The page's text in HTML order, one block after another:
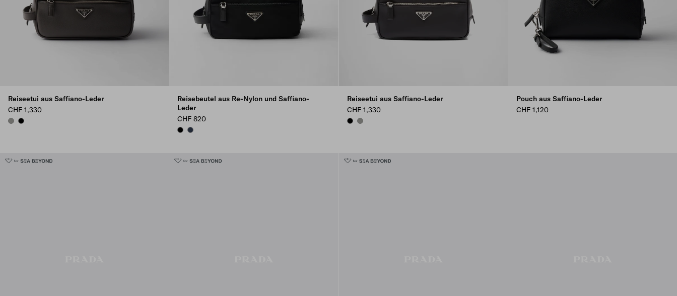
Reiseetui aus Saffiano-Leder
CHF 1,330
BAMBOO/CORK BEIGE
BLACK
Reisebeutel aus Re-Nylon und Saffiano-
Leder
CHF 820
BLACKNAVY
Reiseetui aus Saffiano-Leder
CHF 1,330
BLACKBAMBOO/CORK BEIGE
Pouch aus Saffiano-Leder
CHF 1,120